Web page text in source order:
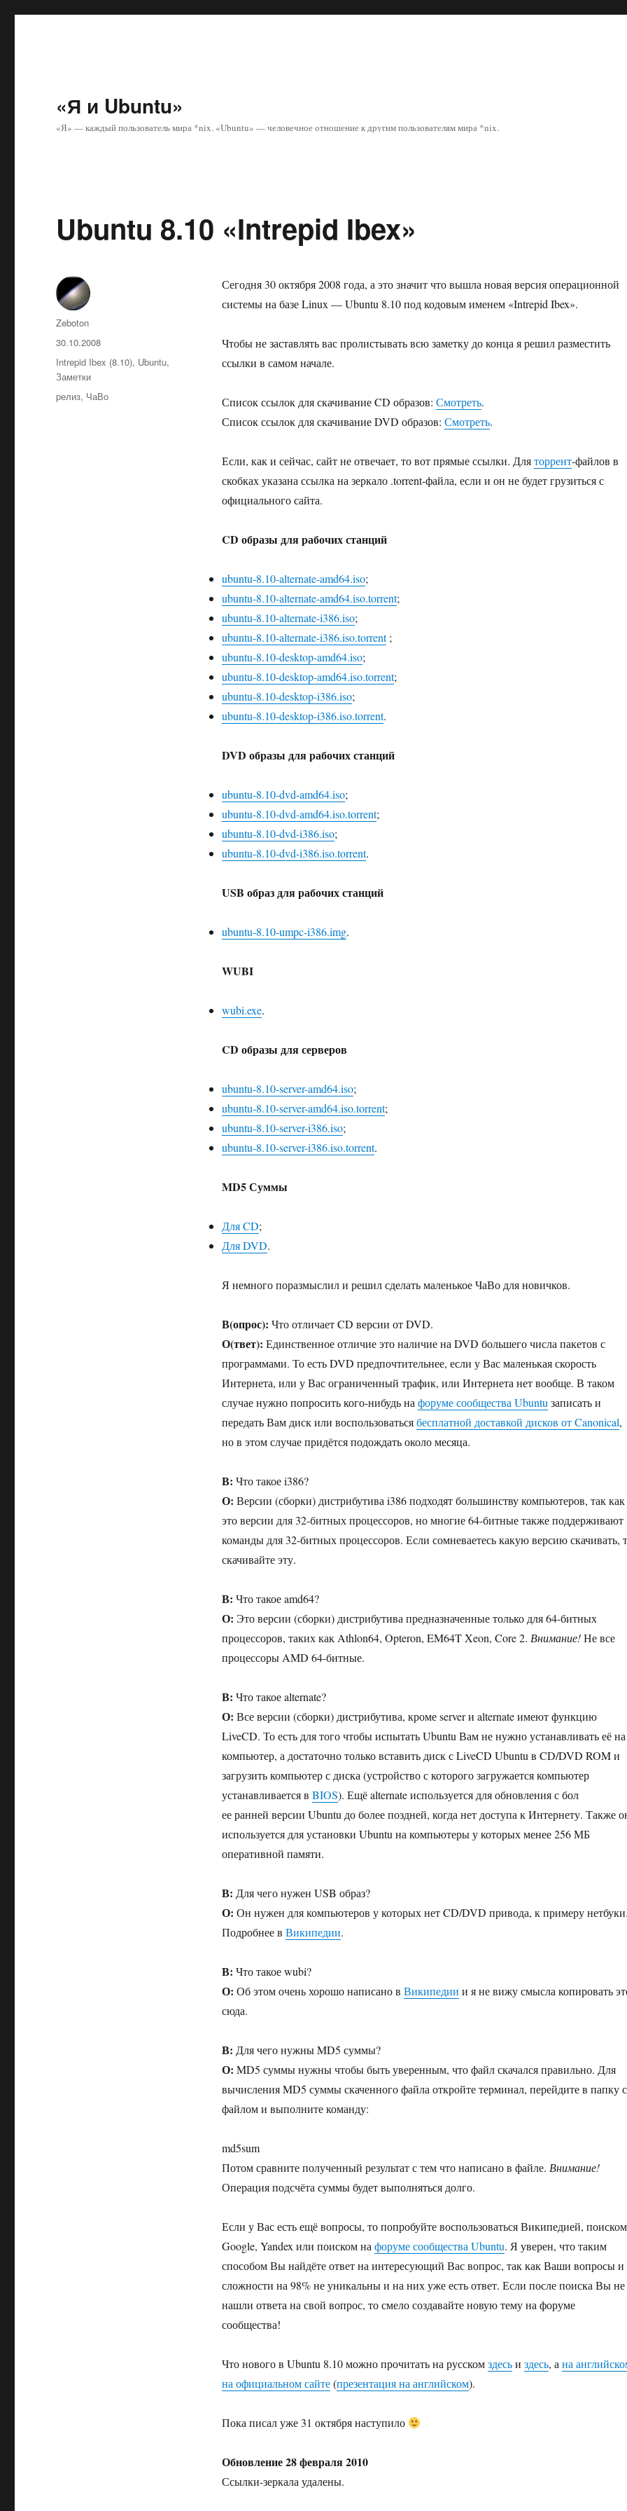
«Я и Ubuntu»
«Я» — каждый пользователь мира *nix. «Ubuntu» — человечное отношение к другим пользователям мира *nix.
Ubuntu 8.10 «Intrepid Ibex»
Сегодня 30 октября 2008 года, а это значит что вышла новая версия операционной
системы на базе Linux — Ubuntu 8.10 под кодовым именем «Intrepid Ibex».
Чтобы не заставлять вас пролистывать всю заметку до конца я решил разместить
ссылки в самом начале.
Список ссылок для скачивание CD образов: Смотреть.
Список ссылок для скачивание DVD образов: Смотреть.
Если, как и сейчас, сайт не отвечает, то вот прямые ссылки. Дляторрент-файлов в
скобках указана ссылка на зеркало .torrent-файла, если и он не будет грузиться с
официального сайта.
CD образы для рабочих станций
ubuntu-8.10-alternate-amd64.iso;
ubuntu-8.10-alternate-amd64.iso.torrent;
ubuntu-8.10-alternate-i386.iso;
ubuntu-8.10-alternate-i386.iso.torrent;
ubuntu-8.10-desktop-amd64.iso;
ubuntu-8.10-desktop-amd64.iso.torrent;
ubuntu-8.10-desktop-i386.iso;
ubuntu-8.10-desktop-i386.iso.torrent.
DVD образы для рабочих станций
ubuntu-8.10-dvd-amd64.iso;
ubuntu-8.10-dvd-amd64.iso.torrent;
ubuntu-8.10-dvd-i386.iso;
ubuntu-8.10-dvd-i386.iso.torrent.
USB образ для рабочих станций
ubuntu-8.10-umpc-i386.img.
WUBI
wubi.exe.
CD образы для серверов
ubuntu-8.10-server-amd64.iso;
ubuntu-8.10-server-amd64.iso.torrent;
ubuntu-8.10-server-i386.iso;
ubuntu-8.10-server-i386.iso.torrent.
MD5 Суммы
Для CD;
Для DVD.
Я немного поразмыслил и решил сделать маленькое ЧаВо для новичков.
В(опрос): Что отличает CD версии от DVD.
О(твет): Единственное отличие это наличие на DVD большего числа пакетов с
программами. То есть DVD предпочтительнее, если у Вас маленькая скорость
Интернета, или у Вас ограниченный трафик, или Интернета нет вообще. В таком
случае нужно попросить кого-нибудь на форуме сообщества Ubuntu записать и
передать Вам диск или воспользоватьсябесплатной доставкой дисков от Canonical,
но в этом случае придётся подождать около месяца.
В: Что такое i386?
О: Версии (сборки) дистрибутива i386 подходят большинству компьютеров, так как
это версии для 32-битных процессоров, но многие 64-битные также поддерживают
команды для 32-битных процессоров. Если сомневаетесь какую версию скачивать,
скачивайте эту.
В: Что такое amd64?
О: Это версии (сборки) дистрибутива предназначенные только для 64-битных
процессоров, таких как Athlon64, Opteron, EM64T Xeon, Core 2. Внимание!Не все
процессоры AMD 64-битные.
В: Что такое alternate?
О: Все версии (сборки) дистрибутива, кроме server и alternate имеют функцию
LiveCD. То есть для того чтобы испытать Ubuntu Вам не нужно устанавливать её на
компьютер, а достаточно только вставить диск с LiveCD Ubuntu в CD/DVD ROM и
загрузить компьютер с диска (устройство с которого загружается компьютер
устанавливается в BIOS). Ещё alternate используется для обновления с бол
ее ранней версии Ubuntu до более поздней, когда нет доступа к Интернету. Также
используется для установки Ubuntu на компьютеры у которых менее 256 МБ
оперативной памяти.
В: Для чего нужен USB образ?
О: Он нужен для компьютеров у которых нет CD/DVD привода, к примеру
Подробнее в Википедии.
В: Что такое wubi?
О: Об этом очень хорошо написано в Википедии и я не вижу смысла копировать
сюда.
В: Для чего нужны MD5 суммы?
О: MD5 суммы нужны чтобы быть уверенным, что файл скачался правильно. Для
вычисления MD5 суммы скаченного файла откройте терминал, перейдите в папку с
файлом и выполните команду:
md5sum
Потом сравните полученный результат с тем что написано в файле. Внимание!
Операция подсчёта суммы будет выполняться долго.
Если у Вас есть ещё вопросы, то попробуйте воспользоваться Википедией, поиском
Google, Yandex или поиском на форуме сообщества Ubuntu. Я уверен, что таким
способом Вы найдёте ответ на интересующий Вас вопрос, так как Ваши вопросы и
сложности на 98% не уникальны и на них уже есть ответ. Если после поиска Вы не
нашли ответа на свой вопрос, то смело создавайте новую тему на форуме
сообщества!
Что нового в Ubuntu 8.10 можно прочитать на русскомздесьи здесь, а на
на официальном сайте(презентация на английском).
Пока писал уже 31 октября наступило
Обновление 28 февраля 2010
Ссылки-зеркала удалены.
Автор
Zeboton
Опубликовано
30.10.2008
Рубрики
Intrepid Ibex (8.10), Ubuntu,
Заметки
Метки
релиз, ЧаВо